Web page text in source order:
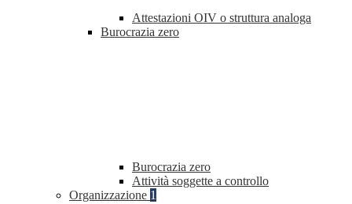
Attestazioni OIV o struttura analoga
Burocrazia zero
Burocrazia zero
Attività soggette a controllo
Organizzazione 1